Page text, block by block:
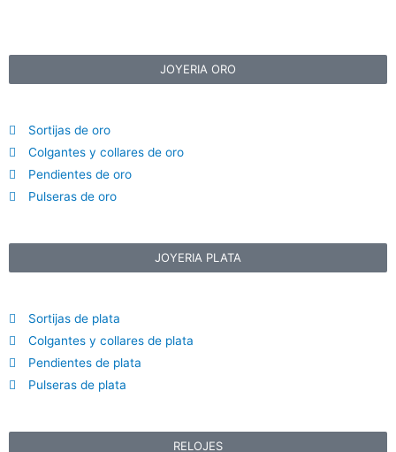
JOYERIA ORO
Sortijas de oro
Colgantes y collares de oro
Pendientes de oro
Pulseras de oro
JOYERIA PLATA
Sortijas de plata
Colgantes y collares de plata
Pendientes de plata
Pulseras de plata
RELOJES